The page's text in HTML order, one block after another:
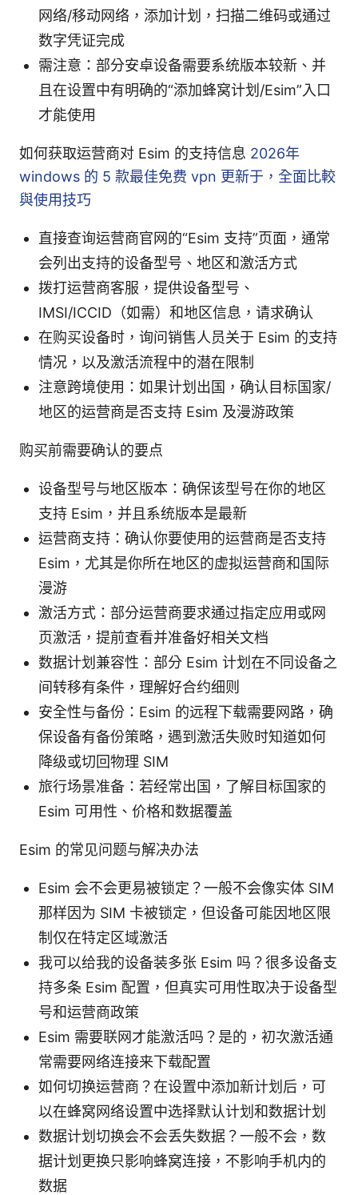
网络/移动网络，添加计划，扫描二维码或通过
数字凭证完成
需注意：部分安卓设备需要系统版本较新、并
且在设置中有明确的“添加蜂窝计划/Esim”入口
才能使用
如何获取运营商对 Esim 的支持信息 2026年
windows 的 5 款最佳免费 vpn 更新于，全面比較
與使用技巧
直接查询运营商官网的“Esim 支持”页面，通常
会列出支持的设备型号、地区和激活方式
拨打运营商客服，提供设备型号、
IMSI/ICCID（如需）和地区信息，请求确认
在购买设备时，询问销售人员关于 Esim 的支持
情况，以及激活流程中的潜在限制
注意跨境使用：如果计划出国，确认目标国家/
地区的运营商是否支持 Esim 及漫游政策
购买前需要确认的要点
设备型号与地区版本：确保该型号在你的地区
支持 Esim，并且系统版本是最新
运营商支持：确认你要使用的运营商是否支持
Esim，尤其是你所在地区的虚拟运营商和国际
漫游
激活方式：部分运营商要求通过指定应用或网
页激活，提前查看并准备好相关文档
数据计划兼容性：部分 Esim 计划在不同设备之
间转移有条件，理解好合约细则
安全性与备份：Esim 的远程下载需要网路，确
保设备有备份策略，遇到激活失败时知道如何
降级或切回物理 SIM
旅行场景准备：若经常出国，了解目标国家的
Esim 可用性、价格和数据覆盖
Esim 的常见问题与解决办法
Esim 会不会更易被锁定？一般不会像实体 SIM
那样因为 SIM 卡被锁定，但设备可能因地区限
制仅在特定区域激活
我可以给我的设备装多张 Esim 吗？很多设备支
持多条 Esim 配置，但真实可用性取决于设备型
号和运营商政策
Esim 需要联网才能激活吗？是的，初次激活通
常需要网络连接来下载配置
如何切换运营商？在设置中添加新计划后，可
以在蜂窝网络设置中选择默认计划和数据计划
数据计划切换会不会丢失数据？一般不会，数
据计划更换只影响蜂窝连接，不影响手机内的
数据